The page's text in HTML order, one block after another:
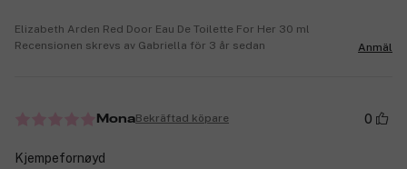
Elizabeth Arden Red Door Eau De Toilette For Her 30 ml
Recensionen skrevs av Gabriella för 3 år sedan
Anmäl
MonaBekräftad köpare 0
Kjempefornøyd